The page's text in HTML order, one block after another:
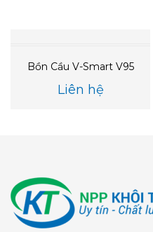
Bồn Cầu V-Smart V95
Liên hệ